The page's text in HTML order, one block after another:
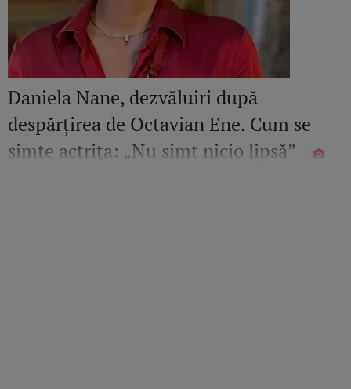
Daniela Nane, dezvăluiri după
despărțirea de Octavian Ene. Cum se
simte actrița: „Nu simt nicio lipsă”